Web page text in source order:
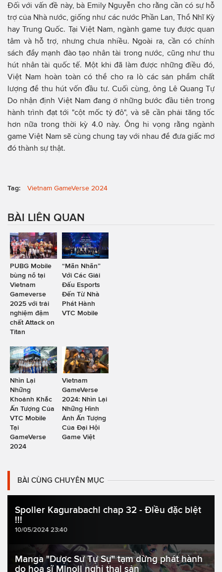
Đối với vấn đề này, bà Emily Nguyễn cho rằng cần có sự hỗ
trợ của Nhà nước, giống như các nước Phần Lan, Thổ Nhĩ Kỳ
hay Trung Quốc. Tại Việt Nam, ngành game tuy được quan
tâm và hỗ trợ, nhưng chưa nhiều. Ngoài ra, cần có chính
sách đẩy mạnh đào tạo nhân tài trong nước, cũng như thu
hút nhân tài quốc tế. Một khi đã làm được những điều đó,
Việt Nam hoàn toàn có thể cho ra lò các sản phẩm chất
lượng để thu hút vốn đầu tư. Cuối cùng, ông Lê Quang Tự
Do nhận định Việt Nam đang ở những bước đầu tiên trong
hành trình đạt tới "cột mốc tỷ đô", và sẽ cần phải tăng tốc
hơn nữa trong thời kỳ 4.0 này. Ông hi vọng rằng ngành
game Việt Nam sẽ cùng chung tay với nhau để đưa giấc mơ
đó thành sự thật.
Tag: Vietnam GameVerse 2024
BÀI LIÊN QUAN
PUBG Mobile
bùng nổ tại
Vietnam
Gameverse
2025 với trải
nghiệm đậm
chất Attack on
Titan
“Mãn Nhãn”
Với Các Giải
Đấu Esports
Đến Từ Nhà
Phát Hành
VTC Mobile
Nhìn Lại
Những
Khoảnh Khắc
Ấn Tượng Của
VTC Mobile
Tại
GameVerse
2024
Vietnam
GameVerse
2024: Nhìn Lại
Những Hình
Ảnh Ấn Tượng
Của Đại Hội
Game Việt
BÀI CÙNG CHUYÊN MỤC
Spoiler Kagurabachi chap 32 - Điều đặc biệt
!!!
10/05/2024 23:40
Manga "Dược Sư Tự Sự" tạm dừng phát hành
do họa sĩ Minoji nghỉ thai sản